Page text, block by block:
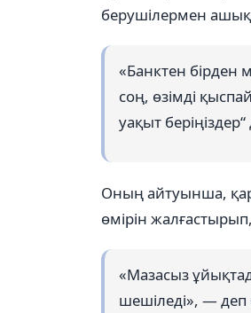
берушілермен ашық
«Банктен
соң, өзімді
уақыт
Оның айтуынша,
өмірін
«Мазасыз
шешіледі», — деп